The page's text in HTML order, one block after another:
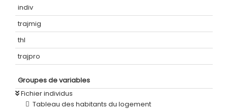
indiv
trajmig
thl
trajpro
Groupes de variables
Fichier individus
Tableau des habitants du logement